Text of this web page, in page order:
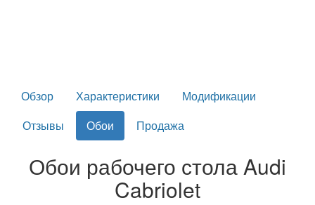
Обзор Характеристики
Модификации
Отзывы
Обои Продажа
Обои рабочего стола Audi
Cabriolet